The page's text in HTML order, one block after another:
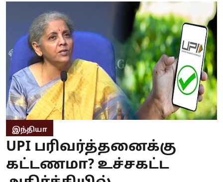
இந்தியா
UPI பரிவர்த்தனைக்கு
கட்டணமா? உச்சகட்ட